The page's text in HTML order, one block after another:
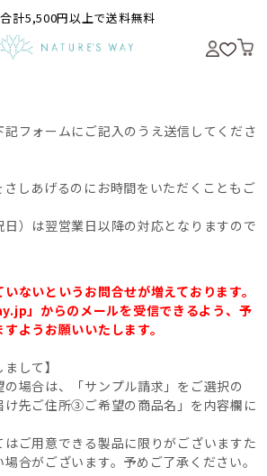
計5,500円以上で送料無料
フォームにご記入のうえ送信してくださ
しあげるのにお時間をいただくこともご
日）は翌営業日以降の対応となりますので
ないというお問合せが増えております。
」からのメールを受信できるよう、予
ようお願いいたします。
して】
場合は、「サンプル請求」をご選択の
先ご住所③ご希望の商品名」を内容欄に
ご用意できる製品に限りがございますた
合がございます。予めご了承ください。